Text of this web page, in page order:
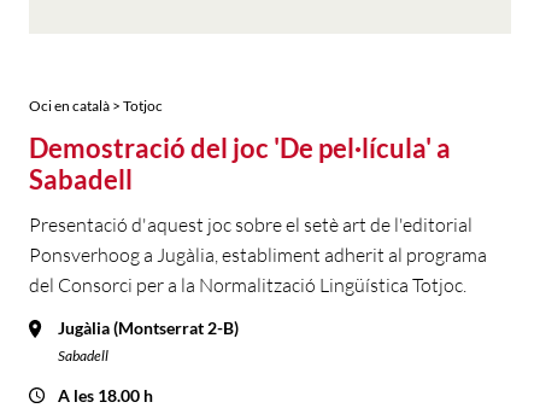
Oci en català > Totjoc
Demostració del joc 'De pel·lícula' a
Sabadell
Presentació d'aquest joc sobre el setè art de l'editorial
Ponsverhoog a Jugàlia, establiment adherit al programa
del Consorci per a la Normalització Lingüística Totjoc.
Jugàlia (Montserrat 2-B)
Sabadell
A les 18.00 h